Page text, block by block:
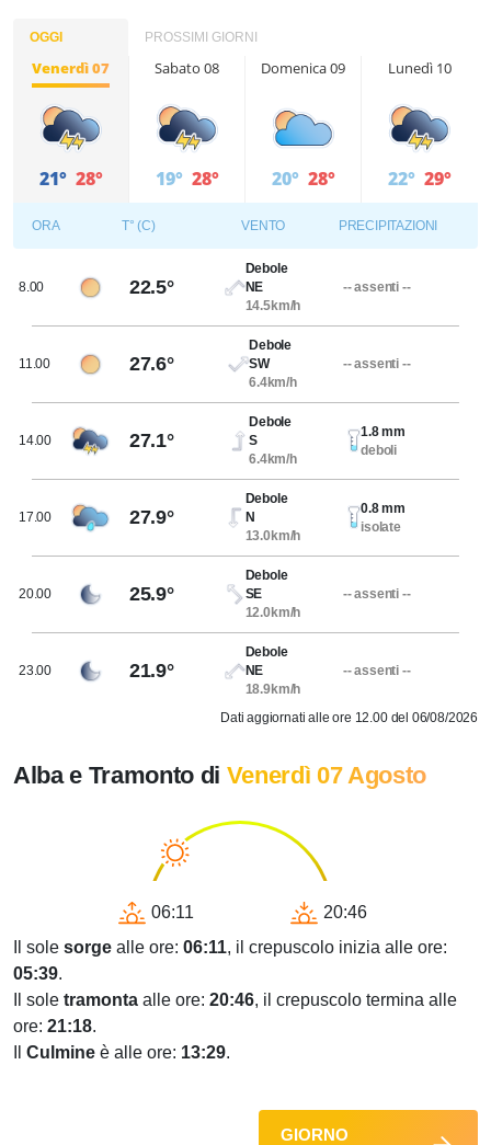
OGGI PROSSIMI GIORNI
Venerdì 07
21° 28°
Sabato 08
19° 28°
Domenica 09
20° 28°
Lunedì 10
22° 29°
ORA T° (C) VENTO PRECIPITAZIONI
8.00 22.5°
Debole
NE
14.5km/h
-- assenti --
11.00 27.6°
Debole
SW
6.4km/h
-- assenti --
14.00 27.1°
Debole
S
6.4km/h
1.8 mm
deboli
17.00 27.9°
Debole
N
13.0km/h
0.8 mm
isolate
20.00 25.9°
Debole
SE
12.0km/h
-- assenti --
23.00 21.9°
Debole
NE
18.9km/h
-- assenti --
Dati aggiornati alle ore 12.00 del 06/08/2026
Alba e Tramonto di Venerdì 07 Agosto
06:11
20:46
Il sole sorge alle ore: 06:11, il crepuscolo inizia alle ore:
05:39.
Il sole tramonta alle ore: 20:46, il crepuscolo termina alle
ore: 21:18.
Culmine è alle ore: 13:29.
GIORNO